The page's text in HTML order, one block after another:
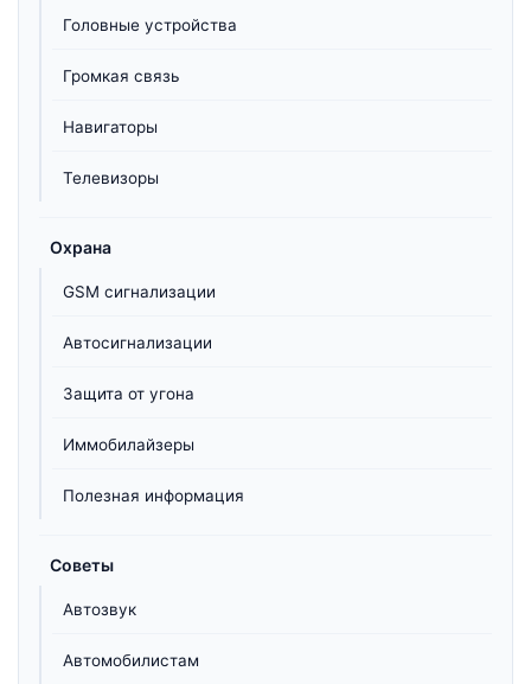
Головные устройства
Громкая связь
Навигаторы
Телевизоры
Охрана
GSM сигнализации
Автосигнализации
Защита от угона
Иммобилайзеры
Полезная информация
Советы
Автозвук
Автомобилистам